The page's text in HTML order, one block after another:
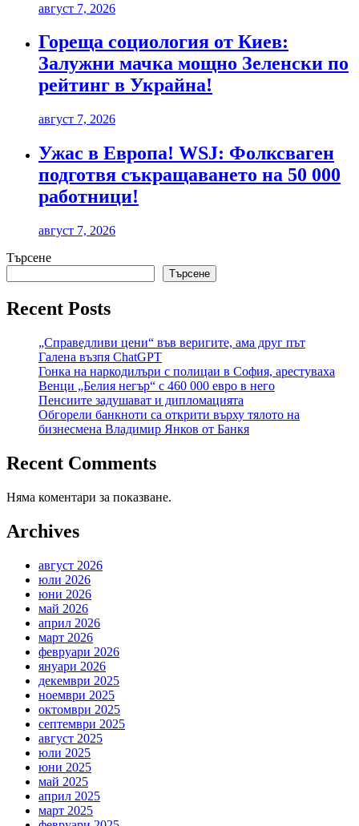
август 7, 2026
Гореща социология от Киев:
Залужни мачка мощно Зеленски по
рейтинг в Украйна!
август 7, 2026
Ужас в Европа! WSJ: Фолксваген
подготвя съкращаването на 50 000
работници!
август 7, 2026
Търсене
Търсене
Recent Posts
„Справедливи цени“ във веригите, ама друг път
Галена възпя ChatGPT
Гонка на наркодилъри с полицаи в София, арестуваха
Венци „Белия негър“ с 460 000 евро в него
Пенсиите задушават и дипломацията
Обгорели банкноти са открити върху тялото на
бизнесмена Владимир Янков от Банкя
Recent Comments
Няма коментари за показване.
Archives
август 2026
юли 2026
юни 2026
май 2026
април 2026
март 2026
февруари 2026
януари 2026
декември 2025
ноември 2025
октомври 2025
септември 2025
август 2025
юли 2025
юни 2025
май 2025
април 2025
март 2025